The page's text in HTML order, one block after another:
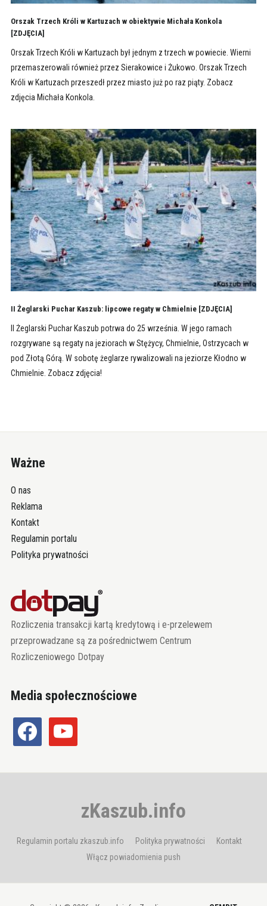
Orszak Trzech Króli w Kartuzach w obiektywie Michała Konkola
[ZDJĘCIA]
Orszak Trzech Króli w Kartuzach był jednym z trzech w powiecie. Wierni
przemaszerowali również przez Sierakowice i Żukowo. Orszak Trzech
Króli w Kartuzach przeszedł przez miasto już po raz piąty. Zobacz
zdjęcia Michała Konkola.
II Żeglarski Puchar Kaszub: lipcowe regaty w Chmielnie [ZDJĘCIA]
II Żeglarski Puchar Kaszub potrwa do 25 września. W jego ramach
rozgrywane są regaty na jeziorach w Stężycy, Chmielnie, Ostrzycach w
pod Złotą Górą. W sobotę żeglarze rywalizowali na jeziorze Kłodno w
Chmielnie. Zobacz zdjęcia!
Ważne
O nas
Reklama
Kontakt
Regulamin portalu
Polityka prywatności
Rozliczenia transakcji kartą kredytową i e-przelewem
przeprowadzane są za pośrednictwem Centrum
Rozliczeniowego Dotpay
Media społecznościowe
facebook youtube
zKaszub.info
Regulamin portalu zkaszub.info Polityka prywatności
Kontakt
Włącz powiadomienia push